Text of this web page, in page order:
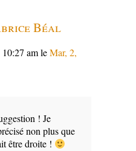
Béal
10:27 amleMar, 2,
! Je
non plus que
être droite !